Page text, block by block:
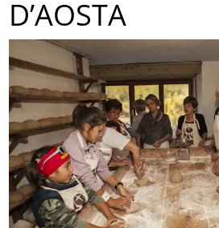
D’AOSTA